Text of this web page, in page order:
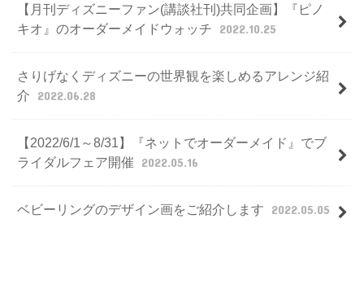
【月刊ディズニーファン(講談社刊)共同企画】『ピノ
キオ』のオーダーメイドウォッチ
2022.10.25
さりげなくディズニーの世界観を楽しめるアレンジ紹
介
2022.06.28
【2022/6/1～8/31】『ネットでオーダーメイド』でブ
ライダルフェア開催
2022.05.16
ベビーリングのデザイン画をご紹介します 2022.05.05